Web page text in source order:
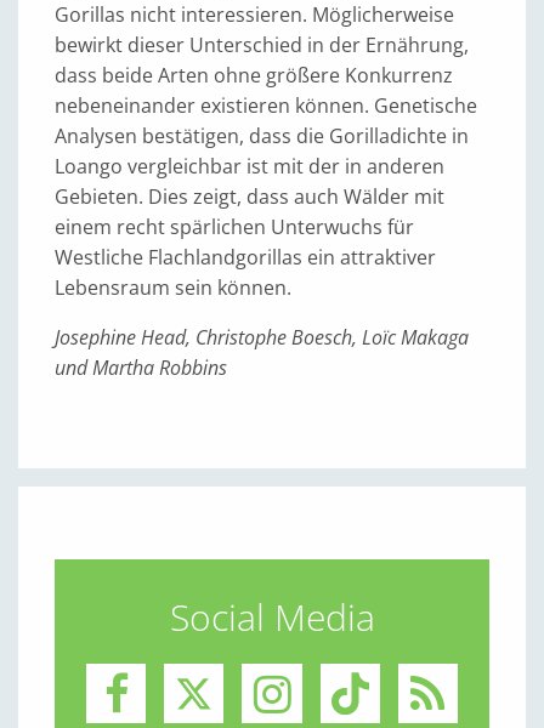
Gorillas nicht interessieren. Möglicherweise
bewirkt dieser Unterschied in der Ernährung,
dass beide Arten ohne größere Konkurrenz
nebeneinander existieren können. Genetische
Analysen bestätigen, dass die Gorilladichte in
Loango vergleichbar ist mit der in anderen
Gebieten. Dies zeigt, dass auch Wälder mit
einem recht spärlichen Unterwuchs für
Westliche Flachlandgorillas ein attraktiver
Lebensraum sein können.
Josephine Head, Christophe Boesch, Loïc Makaga
und Martha Robbins
Social Media